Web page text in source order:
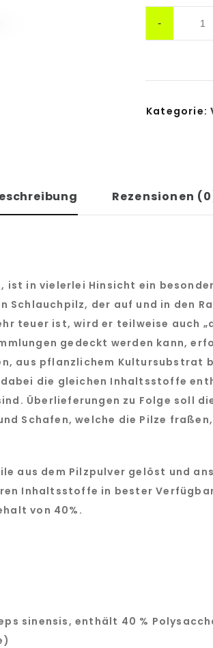
Kategorie:
Rezensionen
in vielerlei Hinsicht ein
Schlauchpilz, der auf und in den
teuer ist, wird er teilweise auch
gedeckt werden kann,
aus pflanzlichem Kultursubstrat
die gleichen Inhaltsstoffe
Überlieferungen zu Folge soll
Schafen, welche die Pilze
aus dem Pilzpulver gelöst und
Inhaltsstoffe in bester
von 40%.
sinensis, enthält 40 %